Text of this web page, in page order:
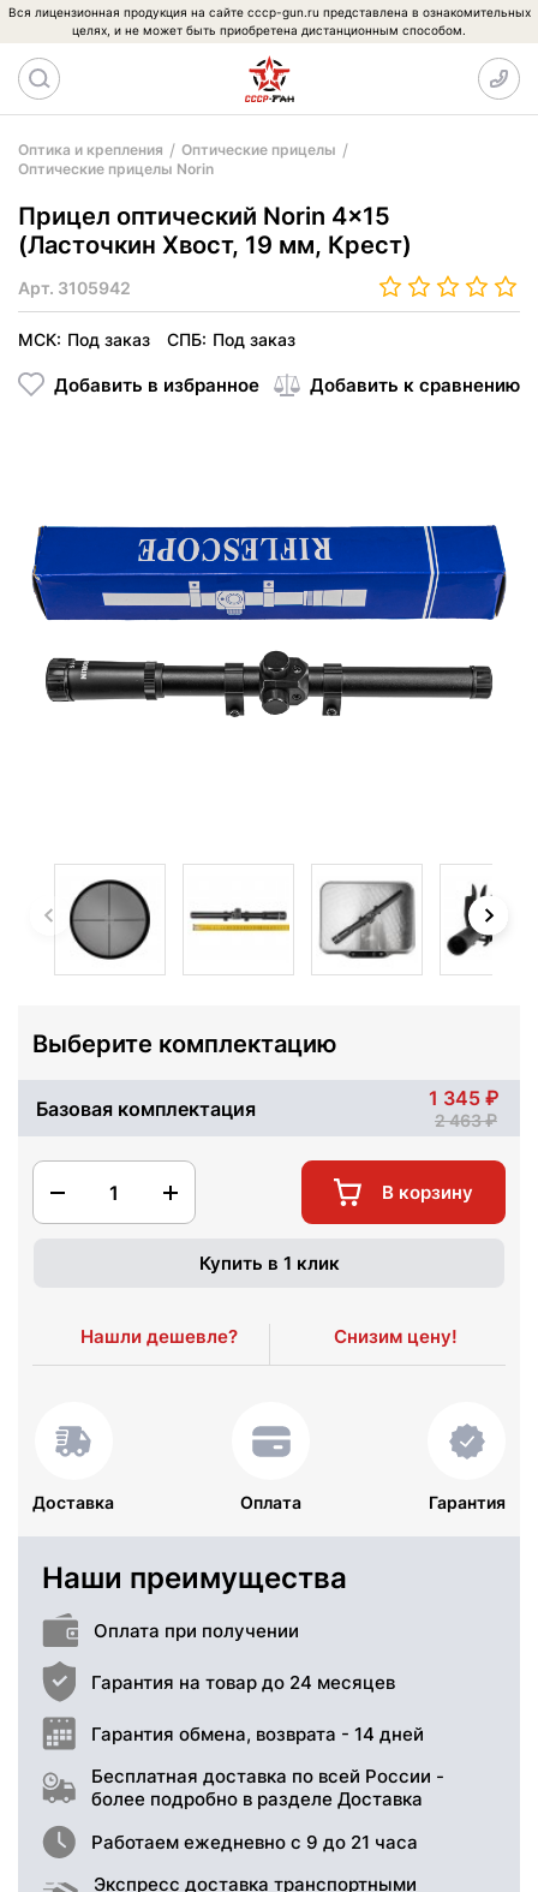
Вся лицензионная продукция на сайте cccp-gun.ru представлена в ознакомительных
целях, и не может быть приобретена дистанционным способом.
Оптика и крепления
Оптические прицелы
Оптические прицелы Norin
Прицел оптический Norin 4x15
(Ласточкин Хвост, 19 мм, Крест)
Арт. 3105942
МСК: Под заказ СПБ: Под заказ
Добавить в избранное Добавить к сравнению
Выберите комплектацию
Базовая комплектация 1 345
2 463
1 В корзину
Купить в 1 клик
Нашли дешевле? Снизим цену!
Доставка Оплата Гарантия
Наши преимущества
Оплата при получении
Гарантия на товар до 24 месяцев
Гарантия обмена, возврата - 14 дней
Бесплатная доставка по всей России -
более подробно в разделе Доставка
Работаем ежедневно с 9 до 21 часа
Экспресс доставка транспортными